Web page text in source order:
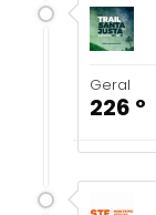
Geral
226 º